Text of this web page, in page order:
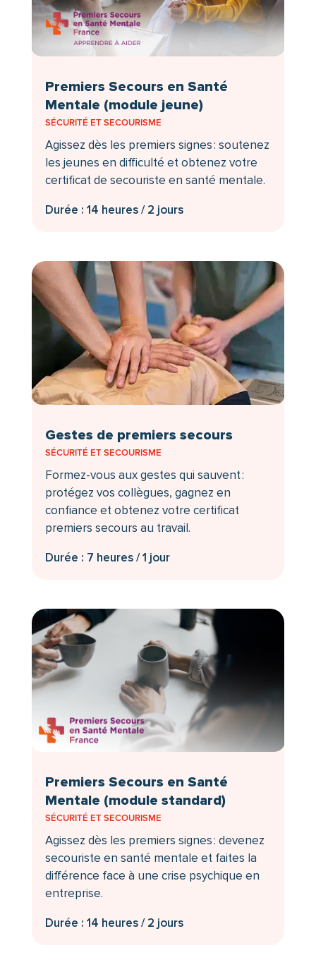
Premiers Secours en Santé
Mentale (module jeune)
SÉCURITÉ ET SECOURISME
Agissez dès les premiers signes : soutenez
les jeunes en difficulté et obtenez votre
certificat de secouriste en santé mentale.
Durée : 14 heures / 2 jours
Gestes de premiers secours
SÉCURITÉ ET SECOURISME
Formez-vous aux gestes qui sauvent :
protégez vos collègues, gagnez en
confiance et obtenez votre certificat
premiers secours au travail.
Durée : 7 heures / 1 jour
Premiers Secours en Santé
Mentale (module standard)
SÉCURITÉ ET SECOURISME
Agissez dès les premiers signes : devenez
secouriste en santé mentale et faites la
différence face à une crise psychique en
entreprise.
Durée : 14 heures / 2 jours